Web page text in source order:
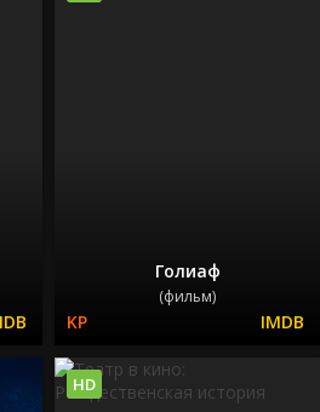
Голиаф
(фильм)
HD